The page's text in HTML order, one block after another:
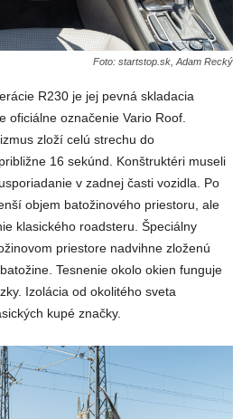
Foto: startstop.sk, Adam Recký
R230 je jej pevná skladacia
oficiálne označenie Vario Roof.
zloží celú strechu do
16 sekúnd. Konštruktéri museli
v zadnej časti vozidla. Po
objem batožinového priestoru, ale
klasického roadsteru. Špeciálny
priestore nadvihne zloženú
Tesnenie okolo okien funguje
Izolácia od okolitého sveta
kupé značky.